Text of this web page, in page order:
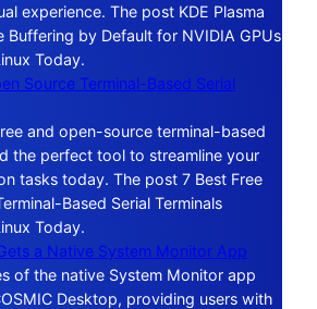
experience. The post KDE Plasma
Buffering by Default for NVIDIA GPUs
Today.
Source Terminal-Based Serial
and open-source terminal-based
the perfect tool to streamline your
tasks today. The post 7 Best Free
Based Serial Terminals
Today.
a Native System Monitor App
of the native System Monitor app
Desktop, providing users with